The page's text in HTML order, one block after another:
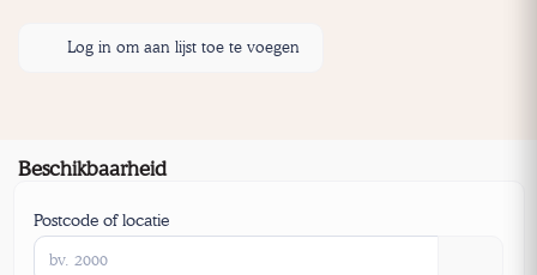
Log in om aan lijst toe te voegen
Beschikbaarheid
Postcode of locatie